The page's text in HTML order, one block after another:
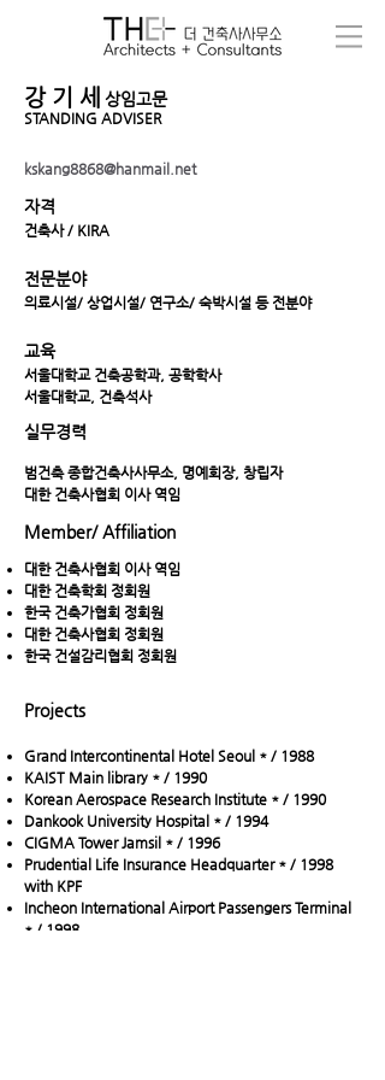
강 기 세 상임고문
STANDING ADVISER
kskang8868@hanmail.net
자격
건축사 / KIRA
전문분야
의료시설/ 상업시설/ 연구소/ 숙박시설 등 전분야
교육
서울대학교 건축공학과, 공학학사
서울대학교, 건축석사
실무경력
범건축 종합건축사사무소, 명예회장, 창립자
대한 건축사협회 이사 역임
Member/ Affiliation
대한 건축사협회 이사 역임
대한 건축학회 정회원
한국 건축가협회 정회원
대한 건축사협회 정회원
한국 건설감리협회 정회원
Projects
Grand Intercontinental Hotel Seoul * / 1988
KAIST Main library * / 1990
Korean Aerospace Research Institute * / 1990
Dankook University Hospital * / 1994
CIGMA Tower Jamsil * / 1996
Prudential Life Insurance Headquarter * / 1998
with KPF
Incheon International Airport Passengers Terminal
* / 1998